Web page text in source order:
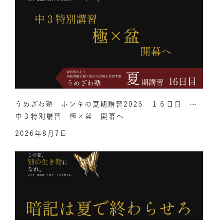
うめざわ塾 ホンキの夏期講習2026 １６日目 ～
中３特別講習 極×盆 開幕へ
2026年8月7日